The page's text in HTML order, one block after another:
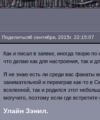
Поделиться6 сентября, 2015г. 22:15:07
Как и писал в заявке, иногда творю
что делаю как для настроения, так и
Я не знаю есть ли среди вас фанаты
занимательной и переиграв как-то в
вселенной, так и родился этот
могучего, поэтому если где
Улайн Зэнил.